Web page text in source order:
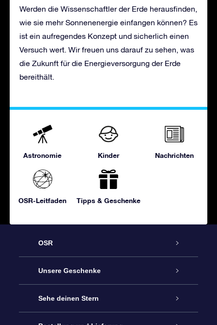
Werden die Wissenschaftler der Erde herausfinden,
wie sie mehr Sonnenenergie einfangen können? Es
ist ein aufregendes Konzept und sicherlich einen
Versuch wert. Wir freuen uns darauf zu sehen, was
die Zukunft für die Energieversorgung der Erde
bereithält.
Astronomie Kinder Nachrichten
OSR-Leitfaden Tipps & Geschenke
OSR
Service
Kontakt
Unsere Geschenke
Sterne schenken
Sehe deinen Stern